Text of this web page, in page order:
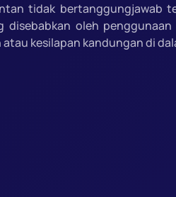
tidak bertanggungjawab
disebabkan oleh
kesilapan kandungan di